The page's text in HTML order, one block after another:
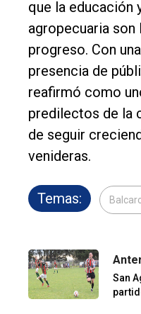
que la educación
agropecuaria
progreso. Con
presencia de
reafirmó como
predilectos de la
de seguir
venideras.
Temas:
San